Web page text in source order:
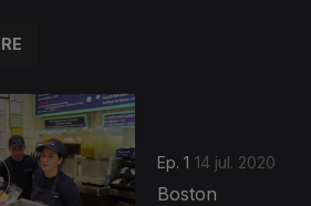
Ep. 1 14 jul. 2020
Boston